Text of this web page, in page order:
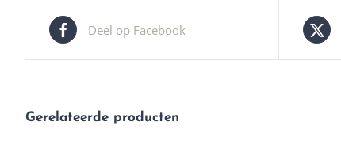
Deel op Facebook
Gerelateerde producten